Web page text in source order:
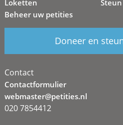
Loketten
Beheer uw petities
Doneer en
Contact
Contactformulier
webmaster@petities.nl
020 7854412